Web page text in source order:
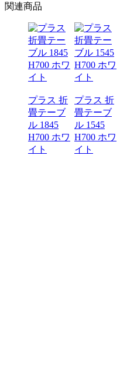
関連商品
プラス 折
畳テーブ
ル 1845
H700 ホワ
イト
プラス 折
畳テーブ
ル 1545
H700 ホワ
イト